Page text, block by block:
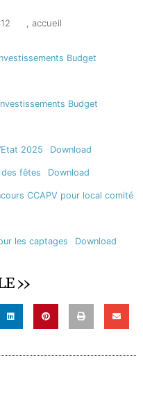
, accueil
Budget
Budget
2025 Download
fêtes Download
CCAPV pour local comité
les captages Download
>>